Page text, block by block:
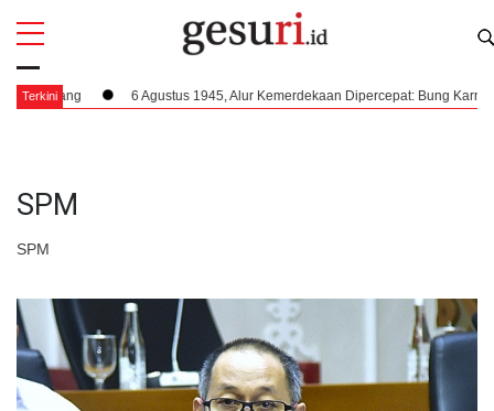
Terkini 6 Agustus 1945, Alur Kemerdekaan Dipercepat: Bung Karno
SPM
SPM
All